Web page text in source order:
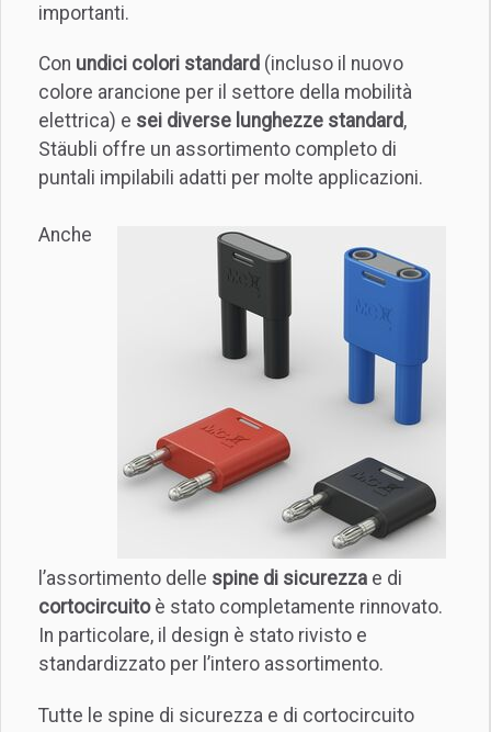
importanti.
Con undici colori standard (incluso il nuovo
colore arancione per il settore della mobilità
elettrica) e sei diverse lunghezze standard,
Stäubli offre un assortimento completo di
puntali impilabili adatti per molte applicazioni.
Anche
l’assortimento delle spine di sicurezza e di
cortocircuitoè stato completamente rinnovato.
In particolare, il design è stato rivisto e
standardizzato per l’intero assortimento.
Tutte le spine di sicurezza e di cortocircuito